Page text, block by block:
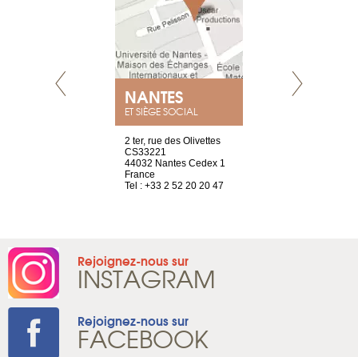
NANTES
ET SIÈGE SOCIAL
2 ter, rue des Olivettes
CS33221
44032 Nantes Cedex 1
France
Tel : +33 2 52 20 20 47
Rejoignez-nous sur
INSTAGRAM
Rejoignez-nous sur
FACEBOOK